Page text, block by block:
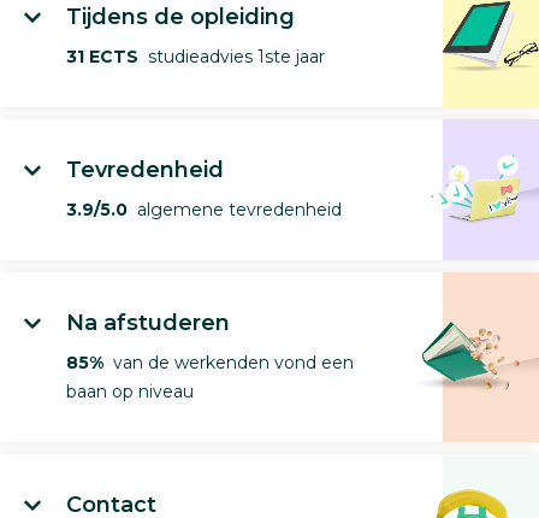
Tijdens de opleiding
31 ECTS studieadvies 1ste jaar
Tevredenheid
3.9/5.0 algemene tevredenheid
Na afstuderen
85% van de werkenden vond een
baan op niveau
Contact